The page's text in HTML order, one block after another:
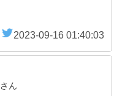
2023-09-16 01:40:03
さん